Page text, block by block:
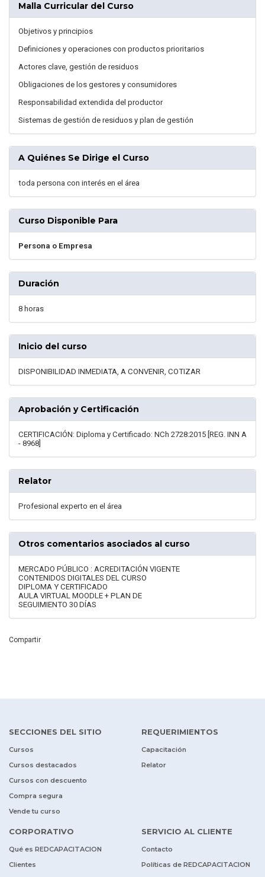
Malla Curricular del Curso
Objetivos y principios
Definiciones y operaciones con productos prioritarios
Actores clave, gestión de residuos
Obligaciones de los gestores y consumidores
Responsabilidad extendida del productor
Sistemas de gestión de residuos y plan de gestión
A Quiénes Se Dirige el Curso
toda persona con interés en el área
Curso Disponible Para
Persona o Empresa
Duración
8 horas
Inicio del curso
DISPONIBILIDAD INMEDIATA, A CONVENIR, COTIZAR
Aprobación y Certificación
CERTIFICACIÓN: Diploma y Certificado: NCh 2728:2015 [REG. INN A
- 8968]
Relator
Profesional experto en el área
Otros comentarios asociados al curso
MERCADO PÚBLICO : ACREDITACIÓN VIGENTE
CONTENIDOS DIGITALES DEL CURSO
DIPLOMA Y CERTIFICADO
AULA VIRTUAL MOODLE + PLAN DE
SEGUIMIENTO 30 DÍAS
Compartir
SECCIONES DEL SITIO
Cursos
Cursos destacados
Cursos con descuento
Compra segura
Vende tu curso
REQUERIMIENTOS
Capacitación
Relator
CORPORATIVO
Qué es REDCAPACITACION
Clientes
SERVICIO AL CLIENTE
Contacto
Políticas de REDCAPACITACION